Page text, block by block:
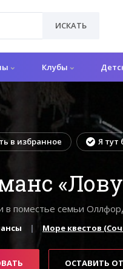
ИСКАТЬ
Клубы
в избранное Я тут
в поместье семьи
Море квестов
ОСТАВИТЬ